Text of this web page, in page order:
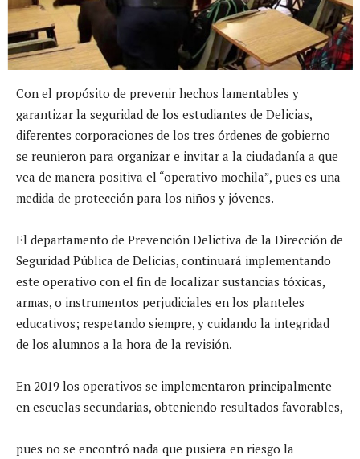
Con el propósito de prevenir hechos lamentables y
garantizar la seguridad de los estudiantes de Delicias,
diferentes corporaciones de los tres órdenes de gobierno
se reunieron para organizar e invitar a la ciudadanía a que
vea de manera positiva el “operativo mochila”, pues es una
medida de protección para los niños y jóvenes.
El departamento de Prevención Delictiva de la Dirección de
Seguridad Pública de Delicias, continuará implementando
este operativo con el fin de localizar sustancias tóxicas,
armas, o instrumentos perjudiciales en los planteles
educativos; respetando siempre, y cuidando la integridad
de los alumnos a la hora de la revisión.
En 2019 los operativos se implementaron principalmente
en escuelas secundarias, obteniendo resultados favorables,
pues no se encontró nada que pusiera en riesgo la